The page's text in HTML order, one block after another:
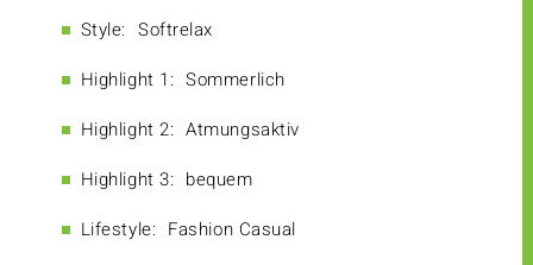
Style: Softrelax
Highlight 1: Sommerlich
Highlight 2: Atmungsaktiv
Highlight 3: bequem
Lifestyle: Fashion Casual